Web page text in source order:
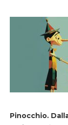
Pinocchio.